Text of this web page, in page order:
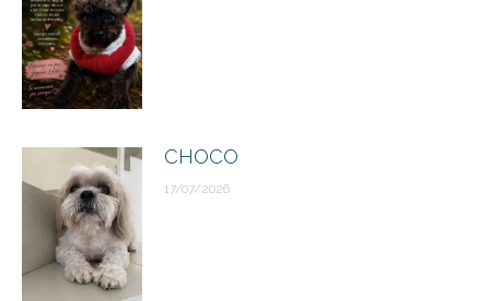
CHOCO
17/07/2026